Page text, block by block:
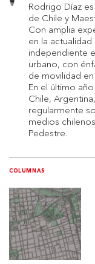
Rodrigo Díaz
de Chile y
Con amplia
en la
independiente
urbano, con
de movilidad
En el último
Chile,
regularmente
medios
Pedestre.
COLUMNAS